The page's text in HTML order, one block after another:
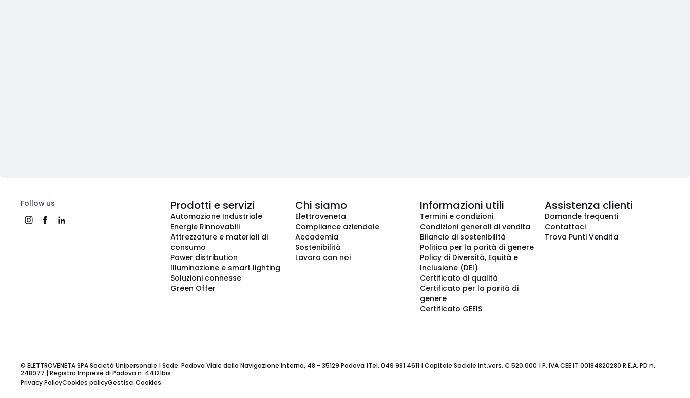
Follow us Prodotti e servizi
Automazione Industriale
Energie Rinnovabili
Attrezzature e materiali di
consumo
Power distribution
Illuminazione e smart lighting
Soluzioni connesse
Green Offer
Chi siamo
Elettroveneta
Compliance aziendale
Accademia
Sostenibilità
Lavora con noi
Informazioni utili
Termini e condizioni
Condizioni generali di vendita
Bilancio di sostenibilità
Politica per la parità di genere
Policy di Diversità, Equità e
Inclusione (DEI)
Certificato di qualità
Certificato per la parità di
genere
Certificato GEEIS
Assistenza clienti
Domande frequenti
Contattaci
Trova Punti Vendita
© ELETTROVENETA SPA Società Unipersonale | Sede: Padova Viale della Navigazione Interna, 48 - 35129 Padova |Tel. 049 981 4611 | Capitale Sociale int.vers. € 520.000 | P. IVA CEE IT 00184820280 R.E.A. PD n.
248977 | Registro Imprese di Padova n. 44121bis
Privacy PolicyCookies policyGestisci Cookies